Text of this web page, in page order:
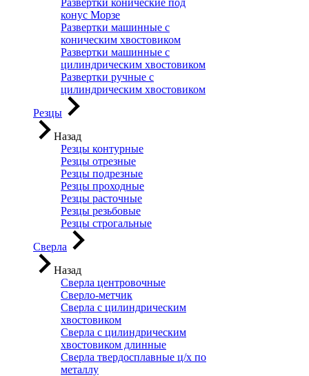
Развертки конические под
конус Морзе
Развертки машинные с
коническим хвостовиком
Развертки машинные с
цилиндрическим хвостовиком
Развертки ручные с
цилиндрическим хвостовиком
Резцы
Назад
Резцы контурные
Резцы отрезные
Резцы подрезные
Резцы проходные
Резцы расточные
Резцы резьбовые
Резцы строгальные
Сверла
Назад
Сверла центровочные
Сверло-метчик
Сверла с цилиндрическим
хвостовиком
Сверла с цилиндрическим
хвостовиком длинные
Сверла твердосплавные ц/х по
металлу